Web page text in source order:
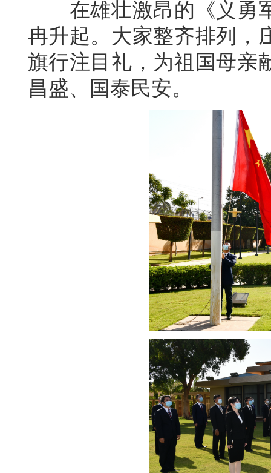
在雄壮激昂的《义勇军
冉升起。大家整齐排列，
旗行注目礼，为祖国母亲
昌盛、国泰民安。